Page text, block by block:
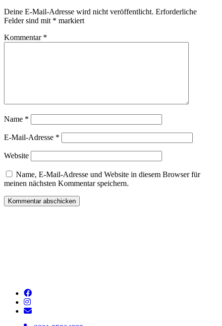
Deine E-Mail-Adresse wird nicht veröffentlicht. Erforderliche
Felder sind mit * markiert
Kommentar *
Name *
E-Mail-Adresse *
Website
Name, E-Mail-Adresse und Website in diesem Browser für
meinen nächsten Kommentar speichern.